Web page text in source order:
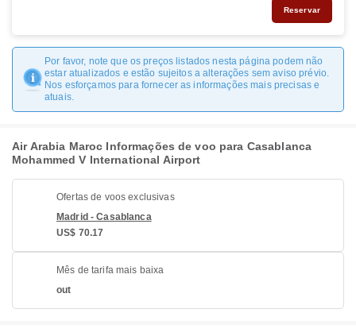
Reservar
Por favor, note que os preços listados nesta página podem não
estar atualizados e estão sujeitos a alterações sem aviso prévio.
Nos esforçamos para fornecer as informações mais precisas e
atuais.
Air Arabia Maroc Informações de voo para Casablanca
Mohammed V International Airport
Ofertas de voos exclusivas
Madrid - Casablanca
US$ 70.17
Mês de tarifa mais baixa
out